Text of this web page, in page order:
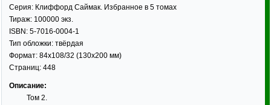
Серия: Клиффорд Саймак. Избранное в 5 томах
Тираж: 100000 экз.
ISBN: 5-7016-0004-1
Тип обложки: твёрдая
Формат: 84x108/32 (130x200 мм)
Страниц: 448
Описание:
Том 2.